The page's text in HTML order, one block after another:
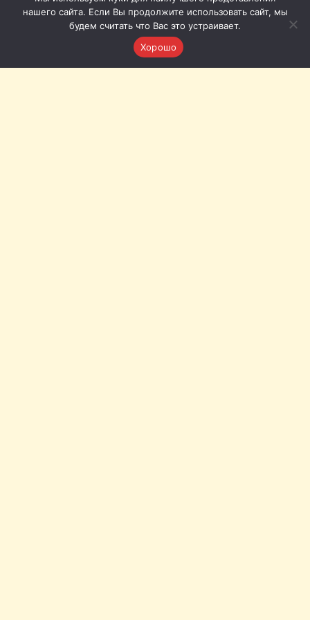
нашего сайта. Если Вы продолжите использовать сайт, мы
будем считать что Вас это устраивает.
Хорошо